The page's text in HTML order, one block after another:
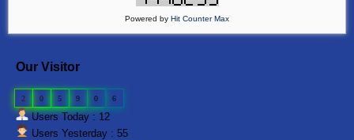
Powered by Hit Counter Max
Our Visitor
2 0 5 9 0 6
Users Today : 12
Users Yesterday : 55